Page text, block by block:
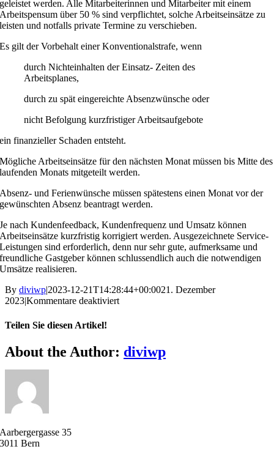
geleistet werden. Alle Mitarbeiterinnen und Mitarbeiter mit einem
Arbeitspensum über 50 % sind verpflichtet, solche Arbeitseinsätze zu
leisten und notfalls private Termine zu verschieben.
Es gilt der Vorbehalt einer Konventionalstrafe, wenn
durch Nichteinhalten der Einsatz- Zeiten des
Arbeitsplanes,
durch zu spät eingereichte Absenzwünsche oder
nicht Befolgung kurzfristiger Arbeitsaufgebote
ein finanzieller Schaden entsteht.
Mögliche Arbeitseinsätze für den nächsten Monat müssen bis Mitte des
laufenden Monats mitgeteilt werden.
Absenz- und Ferienwünsche müssen spätestens einen Monat vor der
gewünschten Absenz beantragt werden.
Je nach Kundenfeedback, Kundenfrequenz und Umsatz können
Arbeitseinsätze kurzfristig korrigiert werden. Ausgezeichnete Service-
Leistungen sind erforderlich, denn nur sehr gute, aufmerksame und
freundliche Gastgeber können schlussendlich auch die notwendigen
Umsätze realisieren.
By diviwp|2023-12-21T14:28:44+00:0021. Dezember
2023|Kommentare deaktiviertfür
Teilen Sie diesen Artikel!
Facebook
X
Reddit
LinkedIn
WhatsApp
Telegram
Tumblr
Pinterest
Vk
Xing
Email
About the Author: diviwp
Aarbergergasse 35
3011 Bern